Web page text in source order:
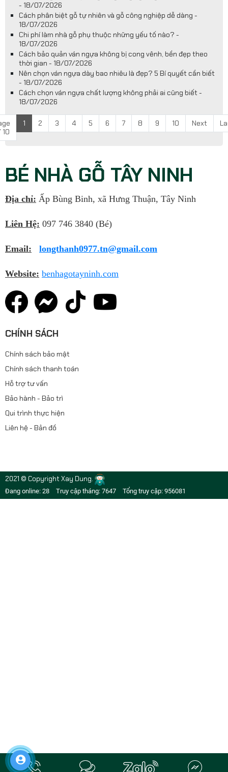
- 18/07/2026
Cách phân biệt gỗ tự nhiên và gỗ công nghiệp dễ dàng -
18/07/2026
Chi phí làm nhà gỗ phụ thuộc những yếu tố nào? -
18/07/2026
Cách bảo quản ván ngựa không bị cong vênh, bền đẹp theo
thời gian - 18/07/2026
Nên chọn ván ngựa dày bao nhiêu là đẹp? 5 Bí quyết cần biết
- 18/07/2026
Cách chọn ván ngựa chất lượng không phải ai cũng biết -
18/07/2026
10
1 2 3 4 5 6 7 8 9 10 Next
BÉ NHÀ GỖ TÂY NINH
Địa chỉ: Ấp Bùng Binh, xã Hưng Thuận, Tây Ninh
Liên Hệ: 097 746 3840 (Bé)
Email: longthanh0977.tn@gmail.com
Website: benhagotayninh.com
CHÍNH SÁCH
Chính sách bảo mật
Chính sách thanh toán
Hỗ trợ tư vấn
Bảo hành - Bảo trì
Qui trình thực hiện
Liên hệ - Bản đồ
2021 © Copyright Xay Dung.
Đang online: 28 Truy cập tháng: 7647 Tổng truy cập: 956081